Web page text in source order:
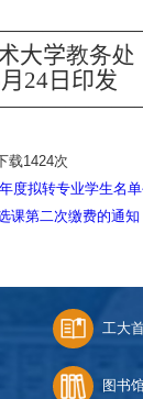
大学教务处
月 24日印发
载1424次
度拟转专业学生名
课第二次缴费的通知
工大
图书